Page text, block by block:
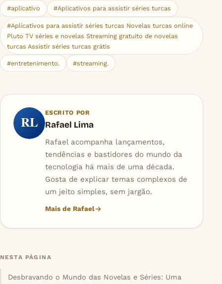
#aplicativo #Aplicativos para assistir séries turcas
#Aplicativos para assistir séries turcas Novelas turcas online
Pluto TV séries e novelas Streaming gratuito de novelas
turcas Assistir séries turcas grátis
#entretenimento. #streaming.
RL
ESCRITO POR
Rafael Lima
Rafael acompanha lançamentos,
tendências e bastidores do mundo da
tecnologia há mais de uma década.
Gosta de explicar temas complexos de
um jeito simples, sem jargão.
Mais de Rafael
NESTA PÁGINA
Desbravando o Mundo das Novelas e Séries: Uma